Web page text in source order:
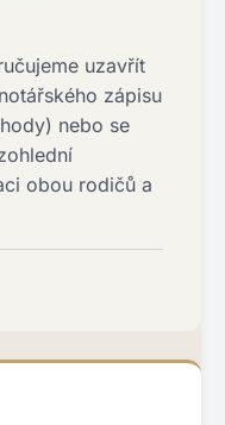
uzavřít
zápisu
nebo se
obou rodičů a